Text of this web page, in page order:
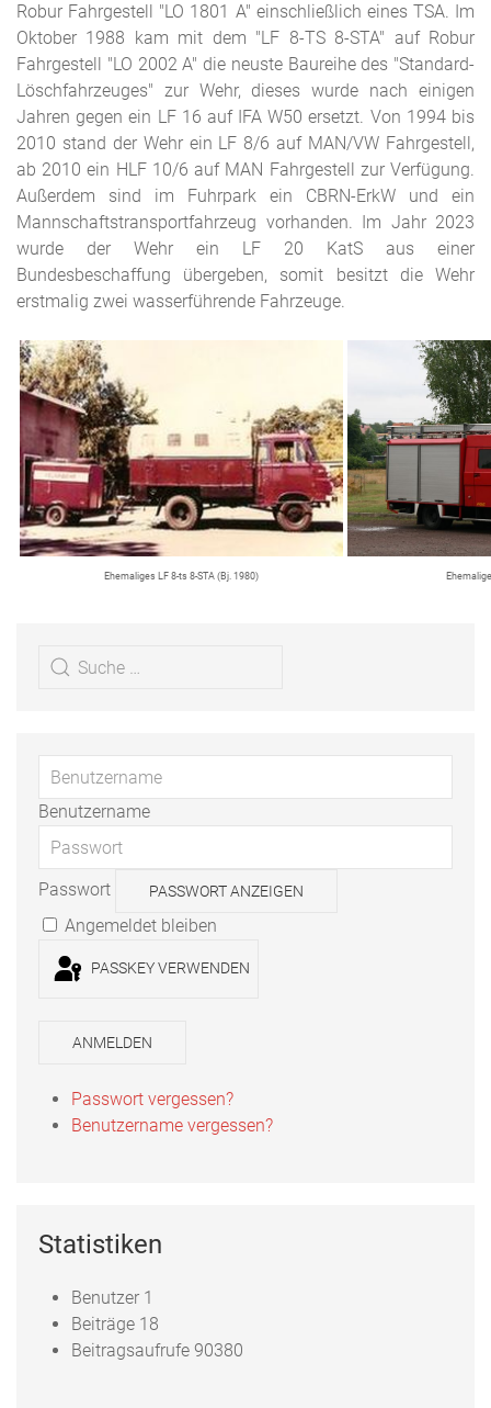
Robur Fahrgestell "LO 1801 A" einschließlich eines TSA. Im
Oktober 1988 kam mit dem "LF 8-TS 8-STA" auf Robur
Fahrgestell "LO 2002 A" die neuste Baureihe des "Standard-
Löschfahrzeuges" zur Wehr, dieses wurde nach einigen
Jahren gegen ein LF 16 auf IFA W50 ersetzt. Von 1994 bis
2010 stand der Wehr ein LF 8/6 auf MAN/VW Fahrgestell,
ab 2010 ein HLF 10/6 auf MAN Fahrgestell zur Verfügung.
Außerdem sind im Fuhrpark ein CBRN-ErkW und ein
Mannschaftstransportfahrzeug vorhanden. Im Jahr 2023
wurde der Wehr ein LF 20 KatS aus einer
Bundesbeschaffung übergeben, somit besitzt die Wehr
erstmalig zwei wasserführende Fahrzeuge.
Ehemaliges LF 8-ts 8-STA (Bj. 1980)
Benutzername
Passwort PASSWORT ANZEIGEN
Angemeldet bleiben
PASSKEY VERWENDEN
ANMELDEN
Passwort vergessen?
Benutzername vergessen?
Statistiken
Benutzer 1
Beiträge 18
Beitragsaufrufe 90380